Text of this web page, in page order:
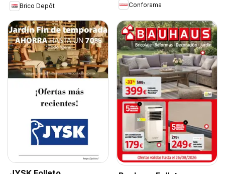
Brico Depôt
Conforama